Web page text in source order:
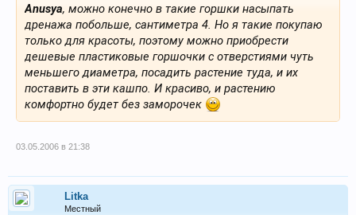
Anusya, можно конечно в такие горшки насыпать
дренажа побольше, сантиметра 4. Но я такие покупаю
только для красоты, поэтому можно приобрести
дешевые пластиковые горшочки с отверстиями чуть
меньшего диаметра, посадить растение туда, и их
поставить в эти кашпо. И красиво, и растению
комфортно будет без заморочек
03.05.2006 в 21:38
Litka
Местный